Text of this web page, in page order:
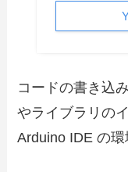
コードの書き込
やライブラリの
Arduino IDE の環